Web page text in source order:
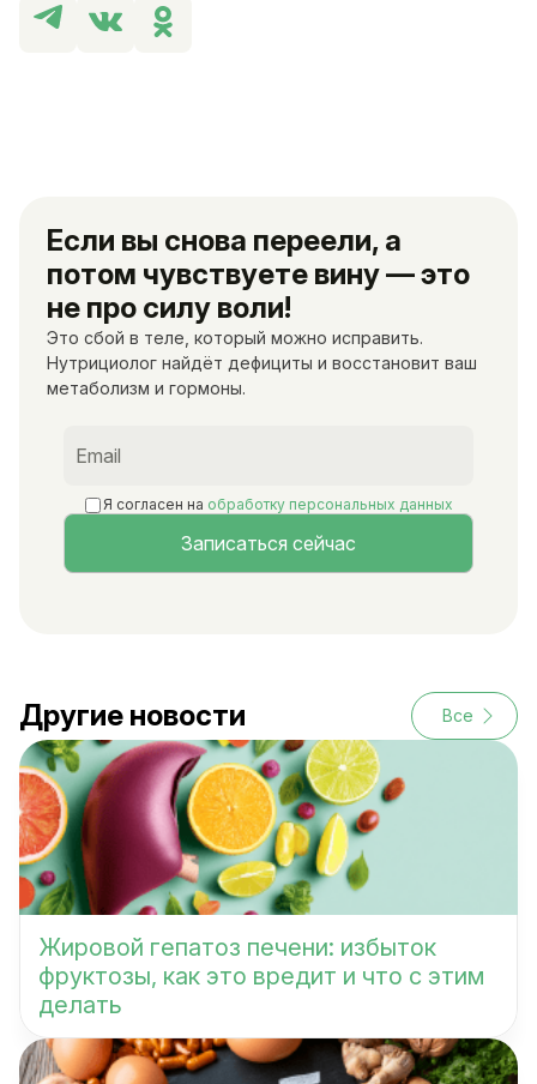
Если вы снова переели, а
потом чувствуете вину — это
не про силу воли!
Это сбой в теле, который можно исправить.
Нутрициолог найдёт дефициты и восстановит ваш
метаболизм и гормоны.
Я согласен на обработку персональных данных
Другие новости Все
Жировой гепатоз печени: избыток
фруктозы, как это вредит и что с этим
делать